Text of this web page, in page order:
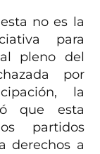
no es la
para
pleno del
por
la
que esta
partidos
derechos a